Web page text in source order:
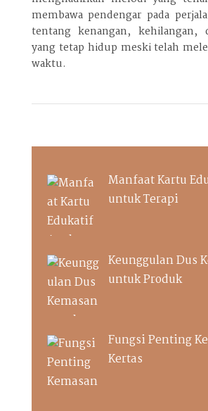
membawa pendengar pada
tentang kenangan, kehilangan,
yang tetap hidup meski telah
waktu.
Manfaat Kartu
untuk Terapi
Keunggulan Dus
untuk Produk
Fungsi Penting
Kertas